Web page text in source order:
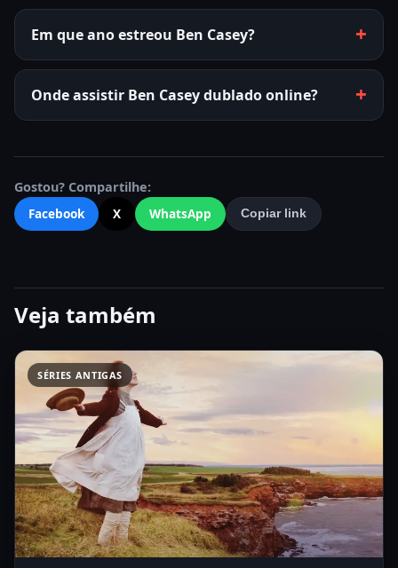
Em que ano estreou Ben Casey?
Onde assistir Ben Casey dublado online?
Gostou? Compartilhe:
Facebook
X WhatsApp Copiar link
Veja também
SÉRIES ANTIGAS